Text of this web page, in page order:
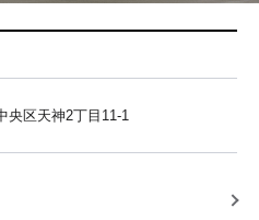
央区天神2丁目11-1